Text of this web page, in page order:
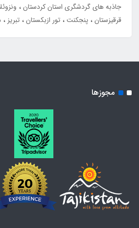
جاذبه های گردشگری استان کردستان
قرقیزستان پنجکنت تور ازبکستان تبریز
مجوزها